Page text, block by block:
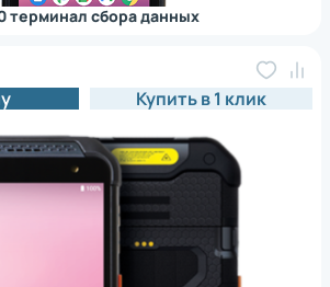
терминал сбора данных
Купить в 1 клик